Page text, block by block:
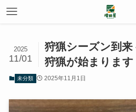
狩猟シーズン到来
狩猟が始まります
2025
11/01
未分類 2025年11月1日